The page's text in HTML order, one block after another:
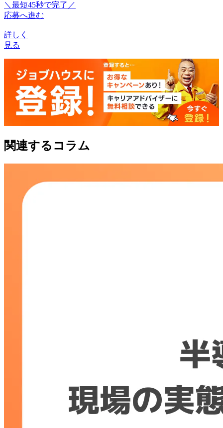
＼最短45秒で完了／
応募へ進む
詳しく
見る
関連するコラム